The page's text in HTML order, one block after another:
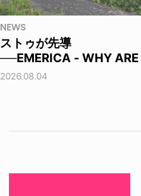
NEWS
ストゥが先導
──EMERICA - WHY
2026.08.04